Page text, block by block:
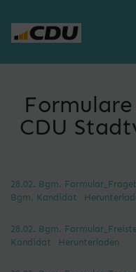
CDU
28.02. Bgm.
Bgm. Kandidat
28.02. Bgm.
Kandidat
Herunterladen